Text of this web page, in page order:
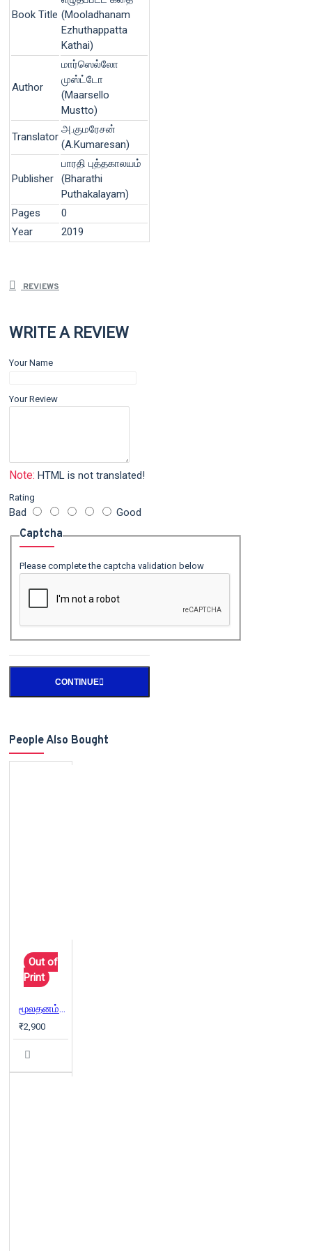
Book Title (Mooladhanam
Ezhuthappatta
Kathai)
Author
மார்ஸெல்லோ
முஸ்ட்டோ
(Maarsello
Mustto)
Translator
அ.குமரேசன்
(A.Kumaresan)
Publisher
பாரதி புத்தகாலயம்
(Bharathi
Puthakalayam)
Pages
0
Year
2019
REVIEWS
WRITE A REVIEW
Your Name
Your Review
Note: HTML is not translated!
Rating
Bad Good
Captcha
Please complete the captcha validation below
CONTINUE
People Also Bought
Out of
Print
மூலதனம் | Das Capital (3 பாகங்கள்)
₹2,900